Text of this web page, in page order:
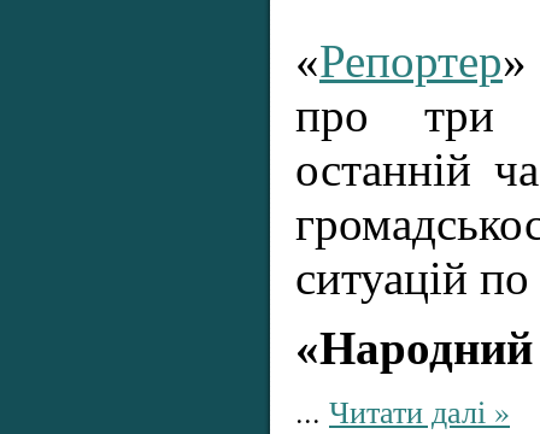
«Репортер»
про три
останній
ситуацій
... Читати далі »